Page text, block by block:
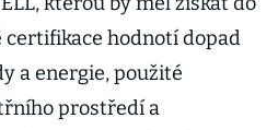
certifikace hodnotí dopad
a energie, použité
prostředí a